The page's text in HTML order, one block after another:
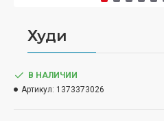
Худи
В НАЛИЧИИ
Артикул: 1373373026